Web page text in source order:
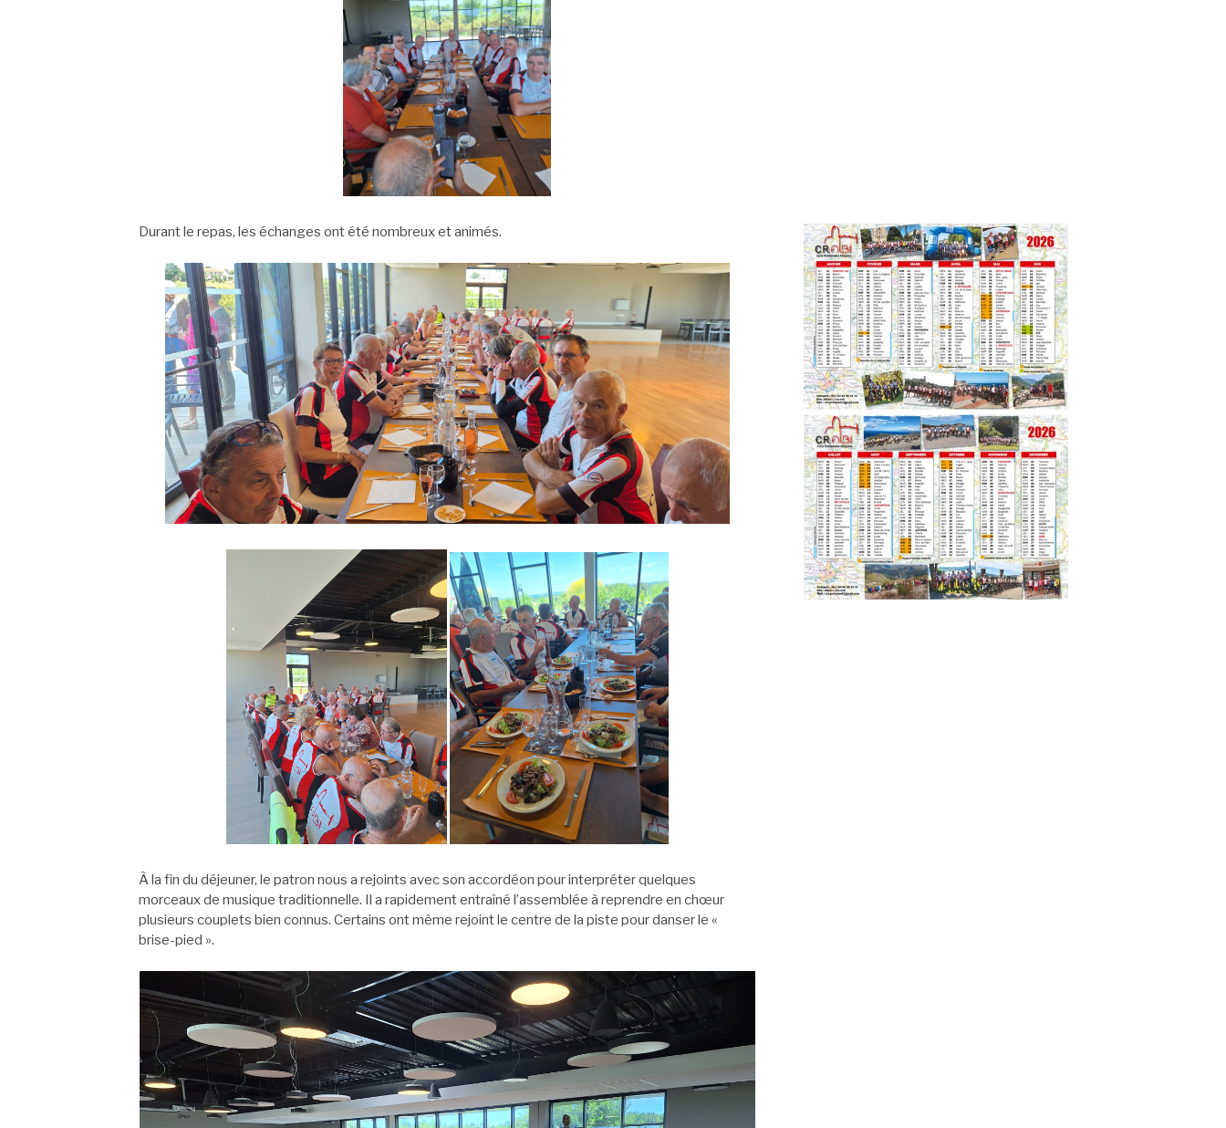
Durant le repas, les échanges ont été nombreux et animés.
À la fin du déjeuner, le patron nous a rejoints avec son accordéon pour interpréter quelques
morceaux de musique traditionnelle. Il a rapidement entraîné l’assemblée à reprendre en chœur
plusieurs couplets bien connus. Certains ont même rejoint le centre de la piste pour danser le «
brise-pied ».